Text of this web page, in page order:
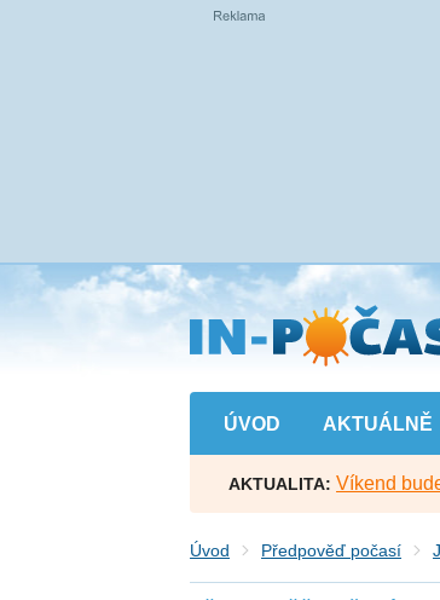
Přejít
na
hlavní
obsah
ÚVOD AKTUÁLNĚ
AKTUALITA: Víkend
Úvod Předpověď počasí